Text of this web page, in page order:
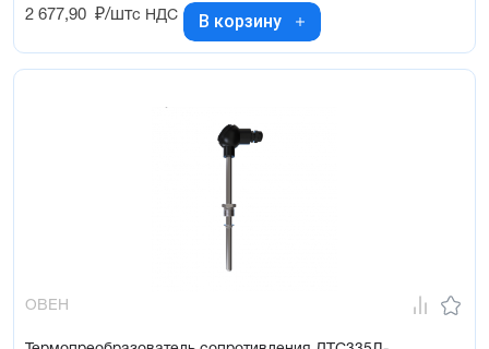
2 677,90 ₽/штс НДС В корзину
ОВЕН